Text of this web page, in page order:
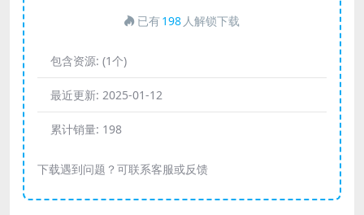
已有198 人解锁下载
包含资源: (1个)
最近更新: 2025-01-12
累计销量: 198
下载遇到问题？可联系客服或反馈